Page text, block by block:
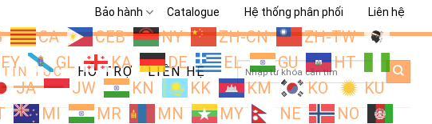
Bảo hành Catalogue Hệ thống phân phối Liên hệ
CA CEB NY ZH-CN
ZH-TW
FY GL KA DE EL GU
HT
JA JW KN KK KM KO
KU
MI MR MN MY NE
NO
TIN TỨC HỖ TRỢ LIÊN HỆ
Search
for: